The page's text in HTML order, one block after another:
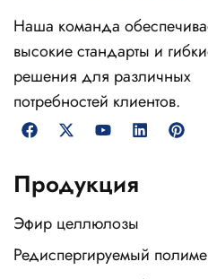
Наша команда
высокие стандарты и
решения для различных
потребностей клиентов.
Продукция
Эфир целлюлозы
Редиспергируемый